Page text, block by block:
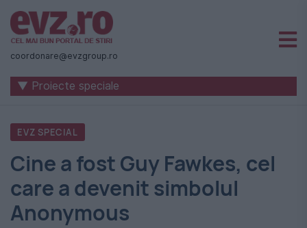
Știri
naționale
internaționale
România
-
Evenimentul
Zilei
coordonare@evzgroup.ro
▼ Proiecte speciale
EVZ SPECIAL
Cine a fost Guy Fawkes, cel
care a devenit simbolul
Anonymous